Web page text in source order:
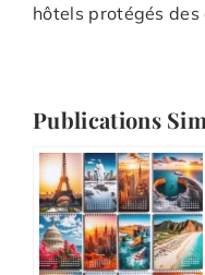
hôtels protégés des
Publications